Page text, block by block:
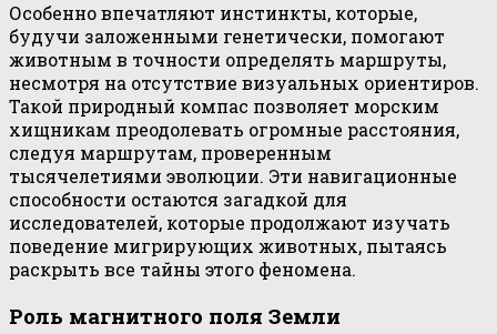
Особенно впечатляют инстинкты, которые,
будучи заложенными генетически, помогают
животным в точности определять маршруты,
несмотря на отсутствие визуальных ориентиров.
Такой природный компас позволяет морским
хищникам преодолевать огромные расстояния,
следуя маршрутам, проверенным
тысячелетиями эволюции. Эти навигационные
способности остаются загадкой для
исследователей, которые продолжают изучать
поведение мигрирующих животных, пытаясь
раскрыть все тайны этого феномена.
Роль магнитного поля Земли